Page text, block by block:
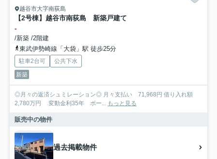
越谷市大字南荻島
【2号棟】越谷市南荻島 新築戸建て
-
/新築 /2階建
東武伊勢崎線「大袋」駅 徒歩25分
駐車2台可
公共下水
新築
◎月々の返済シュミレーション◎ 月々支払い 71,968円 借り入れ額
2,780万円 変動金利35年 ボー...
もっと見る
販売中の物件
過去掲載物件